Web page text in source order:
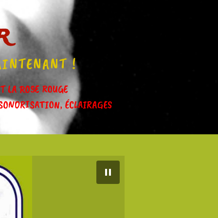
!
LA ROSE ROUGE
ÉCLAIRAGES